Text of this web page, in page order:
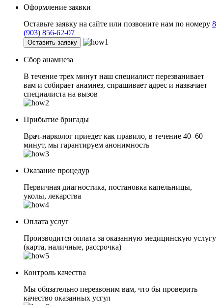
Оформление заявки
Оставьте заявку на сайте или позвоните нам по номеру 8
(903) 856-62-07
Оставить заявку
Сбор анамнеза
В течение трех минут наш специалист перезванивает
вам и собирает анамнез, спрашивает адрес и назвачает
специалиста на вызов
Прибытие бригады
Врач-нарколог приедет как правило, в течение 40–60
минут, мы гарантируем анонимность
Оказание процедур
Первичная диагностика, постановка капельницы,
уколы, лекарства
Оплата услуг
Производится оплата за оказанную медицинскую услугу
(карта, наличные, рассрочка)
Контроль качества
Мы обязательно перезвоним вам, что бы проверить
качество оказанных усгул